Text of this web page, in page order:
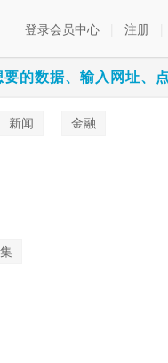
登录会员中心 注册
的数据、输入网址、
新闻
金融